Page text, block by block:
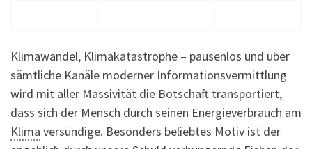
Klimawandel, Klimakatastrophe – pausenlos und über
sämtliche Kanäle moderner Informationsvermittlung
wird mit aller Massivität die Botschaft transportiert,
dass sich der Mensch durch seinen Energieverbrauch am
Klima versündige. Besonders beliebtes Motiv ist der